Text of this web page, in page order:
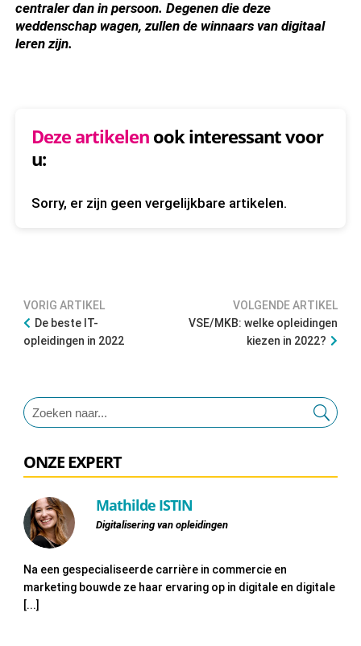
centraler dan in persoon. Degenen die deze
weddenschap wagen, zullen de winnaars van digitaal
leren zijn.
Deze artikelenook interessant voor
u:
Sorry, er zijn geen vergelijkbare artikelen.
VORIG ARTIKEL
De beste IT-
opleidingen in 2022
VOLGENDE ARTIKEL
VSE/MKB: welke opleidingen
kiezen in 2022?
ONZE EXPERT
Mathilde ISTIN
Digitalisering van opleidingen
Na een gespecialiseerde carrière in commercie en
marketing bouwde ze haar ervaring op in digitale en digitale
[...]